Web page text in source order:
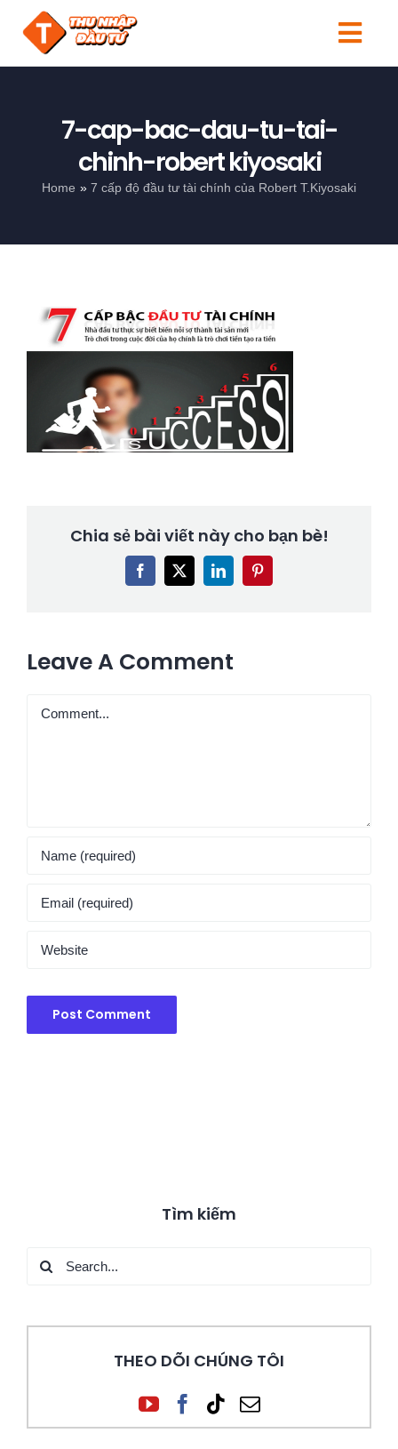
content
Người mới
Search
7-cap-bac-dau-tu-tai-
chinh-robert kiyosaki
Home 7 cấp độ đầu tư tài chính của Robert T.Kiyosaki
Chia sẻ bài viết này cho bạn bè!
Facebook
X LinkedInPinterest
Leave A Comment
Comment
Tìm kiếm
Search
THEO DÕI CHÚNG TÔI